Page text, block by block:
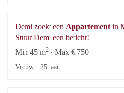
Demi zoekt een Appartement in
Stuur Demi een bericht!
Min 45 m2 · Max € 750
Vrouw · 25 jaar